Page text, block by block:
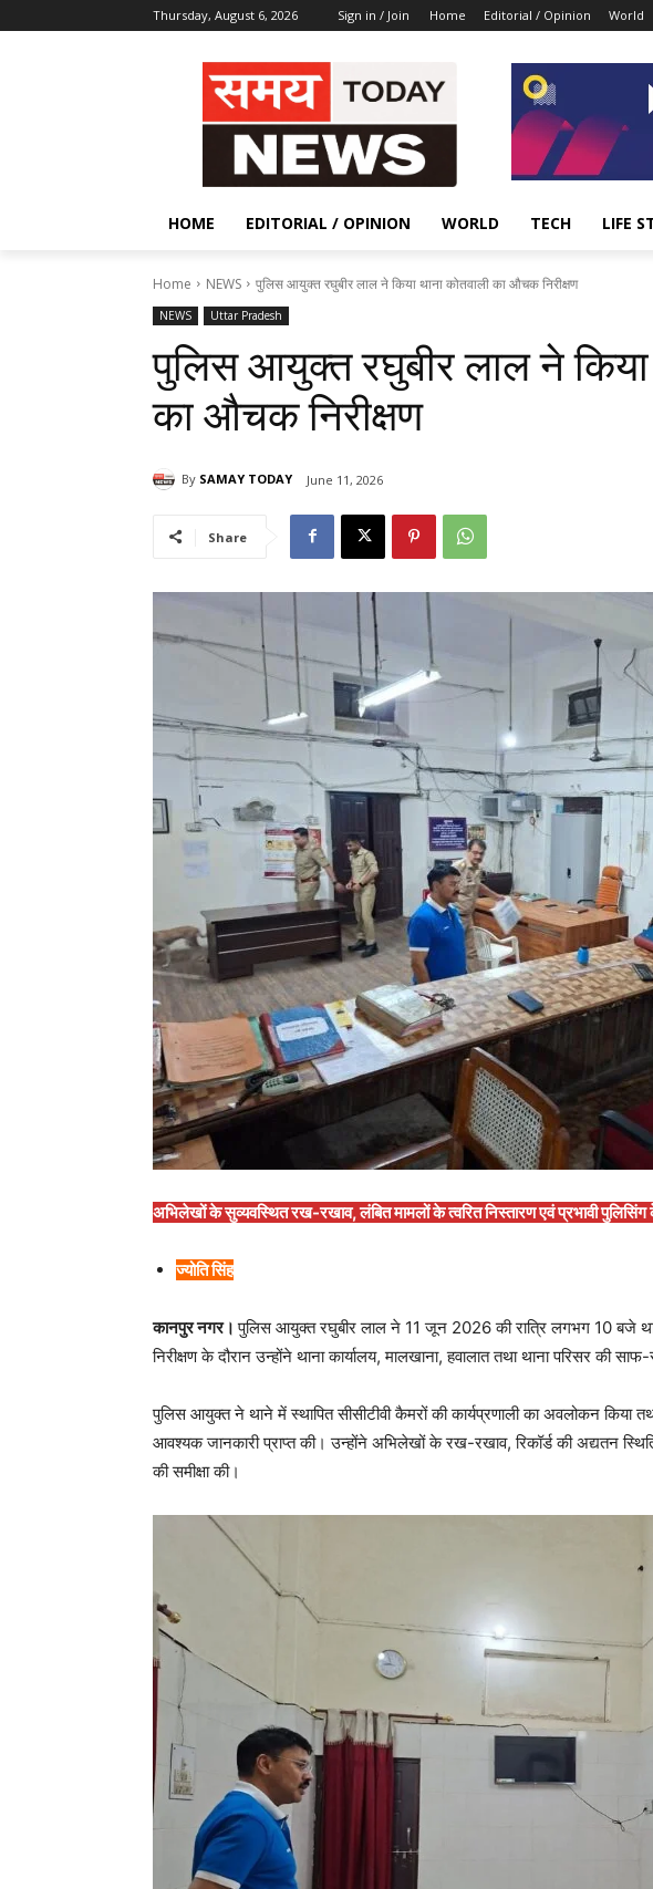
Thursday, August 6, 2026 Sign in / Join Home Editorial / Opinion World
HOME EDITORIAL / OPINION WORLD TECH LIFE
Home NEWS पुलिस आयुक्त रघुबीर लाल ने किया थाना कोतवाली का औचक निरीक्षण
NEWS Uttar Pradesh
पुलिस आयुक्त रघुबीर लाल ने किया
का औचक निरीक्षण
By SAMAY TODAY June 11, 2026
Share
अभिलेखों के सुव्यवस्थित रख-रखाव, लंबित मामलों के त्वरित निस्तारण एवं प्रभावी पुलिसिंग
ज्योति सिंह
कानपुर नगर।पुलिस आयुक्त रघुबीर लाल ने 11 जून 2026 की रात्रि लगभग 10 बजे
निरीक्षण के दौरान उन्होंने थाना कार्यालय, मालखाना, हवालात तथा थाना परिसर की
पुलिस आयुक्त ने थाने में स्थापित सीसीटीवी कैमरों की कार्यप्रणाली का अवलोकन किया
आवश्यक जानकारी प्राप्त की। उन्होंने अभिलेखों के रख-रखाव, रिकॉर्ड की अद्यतन
की समीक्षा की।